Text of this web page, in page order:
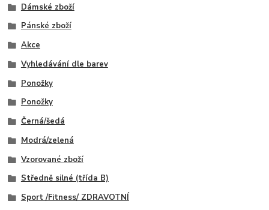
Dámské zboží
Pánské zboží
Akce
Vyhledávání dle barev
Ponožky
Ponožky
Černá/šedá
Modrá/zelená
Vzorované zboží
Středně silné (třída B)
Sport /Fitness/ ZDRAVOTNÍ